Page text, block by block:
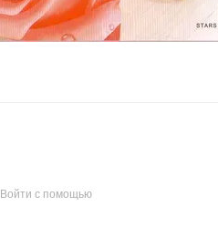
Войти с помощью